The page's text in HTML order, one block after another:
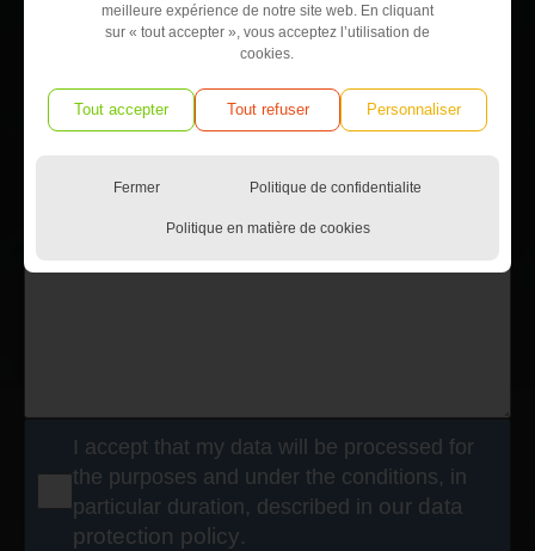
meilleure expérience de notre site web. En cliquant
sur « tout accepter », vous acceptez l’utilisation de
cookies.
Tout accepter Tout refuser Personnaliser
Fermer Politique de confidentialite
Politique en matière de cookies
I accept that my data will be processed for
the purposes and under the conditions, in
particular duration, described in our data
protection policy.